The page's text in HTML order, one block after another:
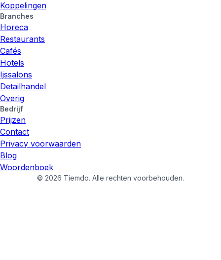
Koppelingen
Branches
Horeca
Restaurants
Cafés
Hotels
Ijssalons
Detailhandel
Overig
Bedrijf
Prijzen
Contact
Privacy voorwaarden
Blog
Woordenboek
© 2026 Tiemdo. Alle rechten voorbehouden.